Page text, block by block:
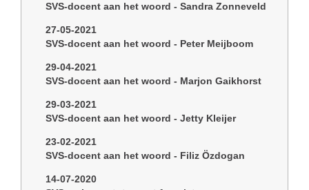
SVS-docent aan het woord - Sandra Zonneveld
27-05-2021
SVS-docent aan het woord - Peter Meijboom
29-04-2021
SVS-docent aan het woord - Marjon Gaikhorst
29-03-2021
SVS-docent aan het woord - Jetty Kleijer
23-02-2021
SVS-docent aan het woord - Filiz Özdogan
14-07-2020